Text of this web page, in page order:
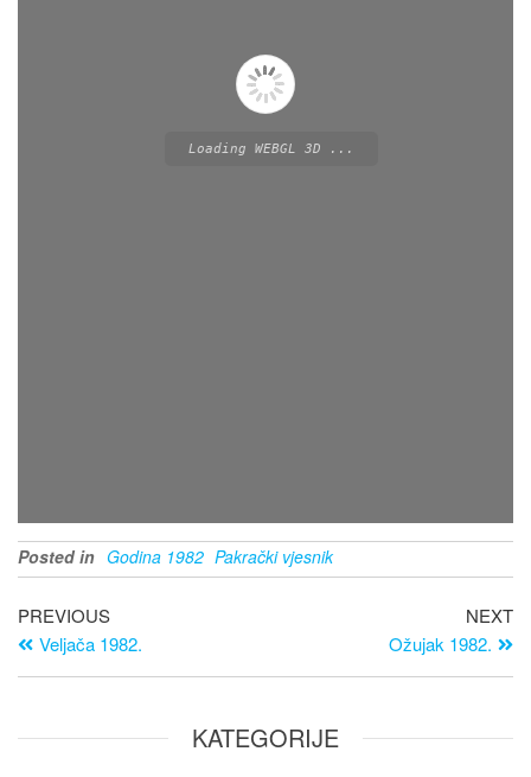
Loading WEBGL 3D ...
Posted in Godina 1982 Pakrački vjesnik
PREVIOUS
Veljača 1982.
NEXT
Ožujak 1982.
KATEGORIJE